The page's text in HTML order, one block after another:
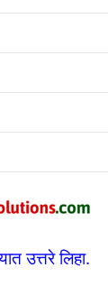
उत्तरे लिहा.